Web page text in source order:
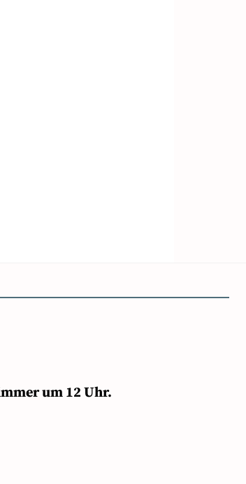
um 12 Uhr.